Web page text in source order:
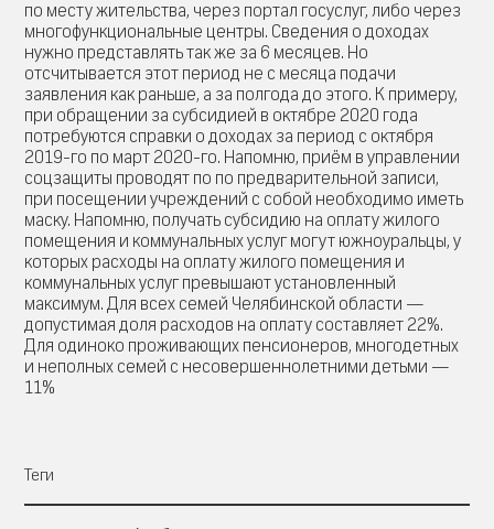
по месту жительства, через портал госуслуг, либо через
многофункциональные центры. Сведения о доходах
нужно представлять так же за 6 месяцев. Но
отсчитывается этот период не с месяца подачи
заявления как раньше, а за полгода до этого. К примеру,
при обращении за субсидией в октябре 2020 года
потребуются справки о доходах за период с октября
2019-го по март 2020-го. Напомню, приём в управлении
соцзащиты проводят по по предварительной записи,
при посещении учреждений с собой необходимо иметь
маску. Напомню, получать субсидию на оплату жилого
помещения и коммунальных услуг могут южноуральцы, у
которых расходы на оплату жилого помещения и
коммунальных услуг превышают установленный
максимум. Для всех семей Челябинской области —
допустимая доля расходов на оплату составляет 22%.
Для одиноко проживающих пенсионеров, многодетных
и неполных семей с несовершеннолетними детьми —
11%
Теги